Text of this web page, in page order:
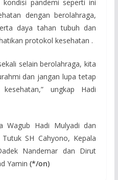
kondisi pandemi seperti ini
dengan berolahraga,
daya tahan tubuh dan
protokol kesehatan .
selain berolahraga, kita
dan jangan lupa tetap
ungkap Hadi
Wagub Hadi Mulyadi dan
SH Cahyono, Kepala
Nandemar dan Dirut
Yamin (*/on)